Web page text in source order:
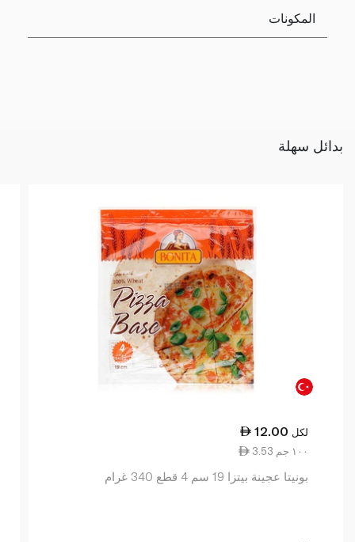
المكونات
بدائل سهلة
12.00 لكل
3.53 ١٠٠ جم
بونيتا عجينة بيتزا 19 سم 4 قطع 340 غرام